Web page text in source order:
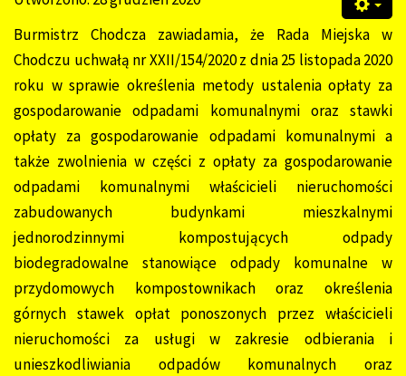
Burmistrz Chodcza zawiadamia, że Rada Miejska w
Chodczu uchwałą nr XXII/154/2020 z dnia 25 listopada 2020
roku w sprawie określenia metody ustalenia opłaty za
gospodarowanie odpadami komunalnymi oraz stawki
opłaty za gospodarowanie odpadami komunalnymi a
także zwolnienia w części z opłaty za gospodarowanie
odpadami komunalnymi właścicieli nieruchomości
zabudowanych budynkami mieszkalnymi
jednorodzinnymi kompostujących odpady
biodegradowalne stanowiące odpady komunalne w
przydomowych kompostownikach oraz określenia
górnych stawek opłat ponoszonych przez właścicieli
nieruchomości za usługi w zakresie odbierania i
unieszkodliwiania odpadów komunalnych oraz